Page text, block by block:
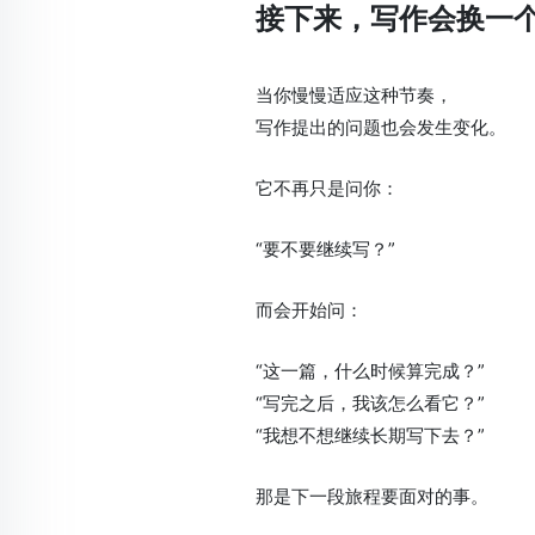
接下来，写作会换一
当你慢慢适应这种节奏，
写作提出的问题也会发生变化。
它不再只是问你：
“要不要继续写？”
而会开始问：
“这一篇，什么时候算完成？”
“写完之后，我该怎么看它？”
“我想不想继续长期写下去？”
那是下一段旅程要面对的事。